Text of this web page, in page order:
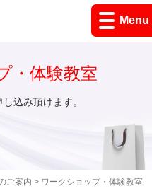
Menu
ご案内 > ワークショップ・体験教室
・体験教室
込み頂けます。